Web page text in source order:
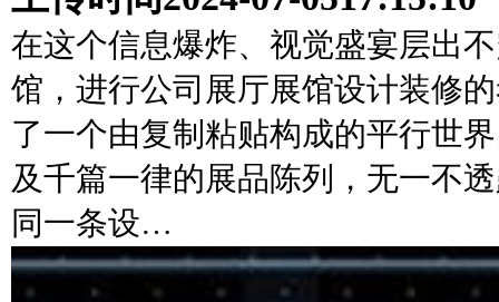
在这个信息爆炸、视觉盛宴层出
馆，进行公司展厅展馆设计装修
了一个由复制粘贴构成的平行世
及千篇一律的展品陈列，无一不
同一条设…